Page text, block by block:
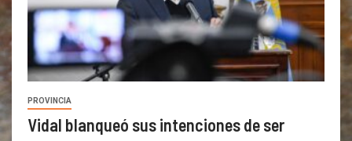
PROVINCIA
Vidal blanqueó sus intenciones de ser